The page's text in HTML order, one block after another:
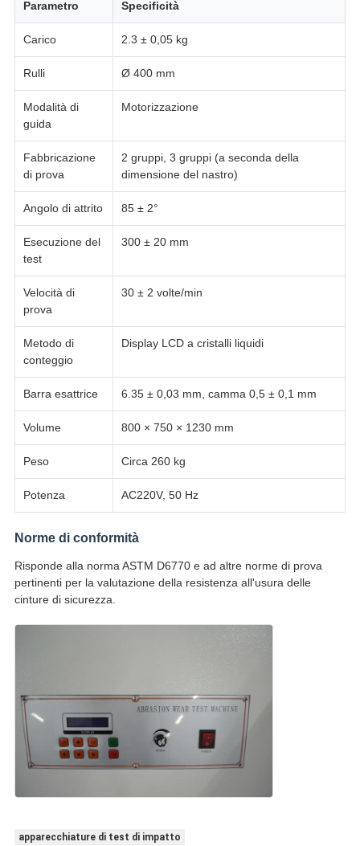
Parametro Specificità
Carico 2.3 ± 0,05 kg
Rulli Ø 400 mm
Modalità di
guida
Motorizzazione
Fabbricazione
di prova
2 gruppi, 3 gruppi (a seconda della
dimensione del nastro)
Angolo di attrito 85 ± 2°
Esecuzione del
test
300 ± 20 mm
Velocità di
prova
30 ± 2 volte/min
Metodo di
conteggio
Display LCD a cristalli liquidi
Barra esattrice 6.35 ± 0,03 mm, camma 0,5 ± 0,1 mm
Volume 800 × 750 × 1230 mm
Peso Circa 260 kg
Potenza AC220V, 50 Hz
Norme di conformità
Risponde alla norma ASTM D6770 e ad altre norme di prova
pertinenti per la valutazione della resistenza all'usura delle
cinture di sicurezza.
apparecchiature di test di impatto